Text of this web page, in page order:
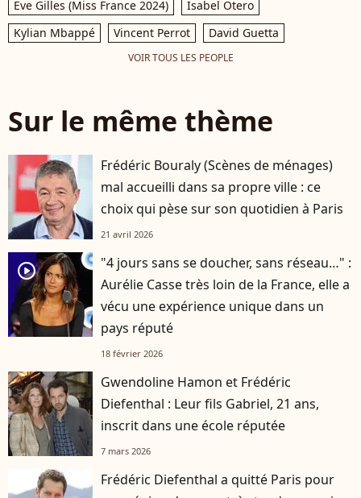
Eve Gilles (Miss France 2024)
Isabel Otero
Kylian Mbappé
Vincent Perrot David Guetta
VOIR TOUS LES PEOPLE
Sur le même thème
Frédéric Bouraly (Scènes de ménages)
mal accueilli dans sa propre ville : ce
choix qui pèse sur son quotidien à Paris
21 avril 2026
player2
"4 jours sans se doucher, sans réseau…" :
Aurélie Casse très loin de la France, elle a
vécu une expérience unique dans un
pays réputé
18 février 2026
Gwendoline Hamon et Frédéric
Diefenthal : Leur fils Gabriel, 21 ans,
inscrit dans une école réputée
7 mars 2026
Frédéric Diefenthal a quitté Paris pour